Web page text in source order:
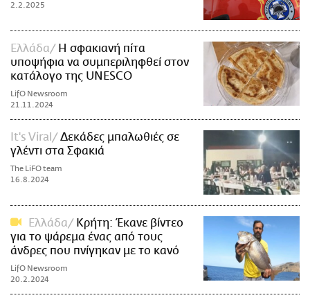
2.2.2025
Ελλάδα
Η σφακιανή πίτα
υποψήφια να συμπεριληφθεί στον
κατάλογο της UNESCO
LifO Newsroom
21.11.2024
It's Viral
Δεκάδες μπαλωθιές σε
γλέντι στα Σφακιά
The LiFO team
16.8.2024
Ελλάδα
Κρήτη: Έκανε βίντεο
για το ψάρεμα ένας από τους
άνδρες που πνίγηκαν με το κανό
LifO Newsroom
20.2.2024